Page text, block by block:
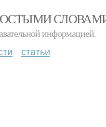
информацией.
статьи